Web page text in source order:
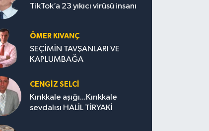
TikTok’a 23 yıkıcı virüsü insanı
ÖMER KIVANÇ
SEÇİMİN TAVŞANLARI VE
KAPLUMBAĞA
CENGİZ SELCİ
Kırıkkale aşığı...Kırıkkale
sevdalısı HALİL TİRYAKİ